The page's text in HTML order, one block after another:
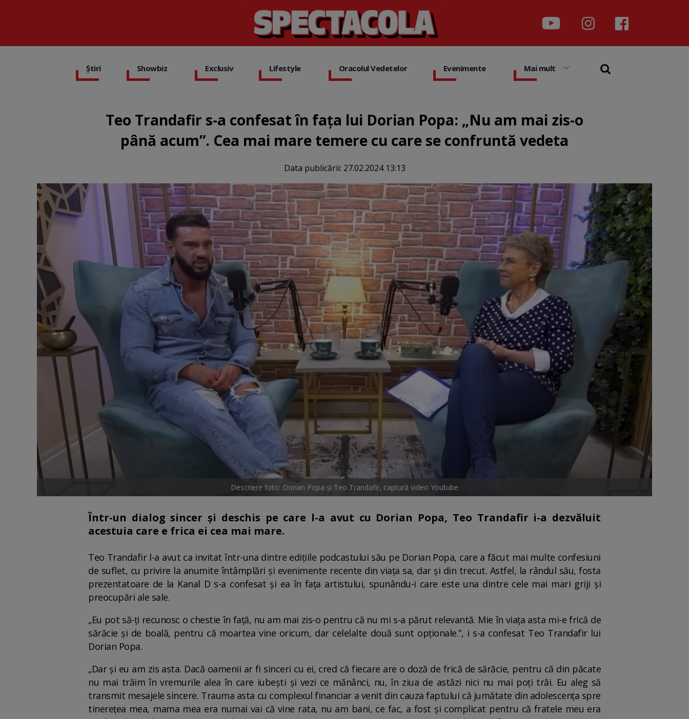
Știri Showbiz Exclusiv Lifestyle Oracolul Vedetelor Evenimente Mai mult
Teo Trandafir s-a confesat în fața lui Dorian Popa: „Nu am mai zis-o
până acum”. Cea mai mare temere cu care se confruntă vedeta
Data publicării: 27.02.2024 13:13
Descriere foto: Dorian Popa și Teo Trandafir, captură video Youtube
Într-un dialog sincer și deschis pe care l-a avut cu Dorian Popa, Teo Trandafir i-a dezvăluit
acestuia care e frica ei cea mai mare.
Teo Trandafir l-a avut ca invitat într-una dintre edițiile podcastului său pe Dorian Popa, care a făcut mai multe confesiuni
de suflet, cu privire la anumite întâmplări și evenimente recente din viața sa, dar și din trecut. Astfel, la rândul său, fosta
prezentatoare de la Kanal D s-a confesat și ea în fața artistului, spunându-i care este una dintre cele mai mari griji și
preocupări ale sale.
„Eu pot să-ți recunosc o chestie în față, nu am mai zis-o pentru că nu mi s-a părut relevantă. Mie în viața asta mi-e frică de
sărăcie și de boală, pentru că moartea vine oricum, dar celelalte două sunt opționale.”, i s-a confesat Teo Trandafir lui
Dorian Popa.
„Dar și eu am zis asta. Dacă oamenii ar fi sinceri cu ei, cred că fiecare are o doză de frică de sărăcie, pentru că din păcate
nu mai trăim în vremurile alea în care iubești și vezi ce mănânci, nu, în ziua de astăzi nici nu mai poți trăi. Eu aleg să
transmit mesajele sincere. Trauma asta cu complexul financiar a venit din cauza faptului că jumătate din adolescența spre
tinerețea mea, mama mea era numai vai că vine rata, nu am bani, ce fac, a fost și complicat pentru că fratele meu era